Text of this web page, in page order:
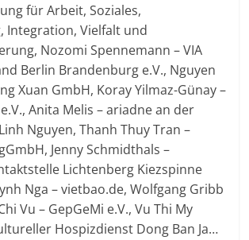
für Arbeit, Soziales,
Integration, Vielfalt und
Nozomi Spennemann – VIA
Berlin Brandenburg e.V., Nguyen
Xuan GmbH, Koray Yilmaz-Günay –
Anita Melis – ariadne an der
Nguyen, Thanh Thuy Tran –
Jenny Schmidthals –
Lichtenberg Kiezspinne
Nga – vietbao.de, Wolfgang Gribb
Vu – GepGeMi e.V., Vu Thi My
Hospizdienst Dong Ban Ja…